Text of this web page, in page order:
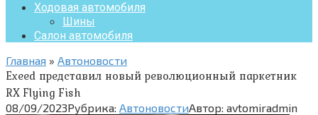
Ходовая автомобиля
Шины
Салон автомобиля
Главная » Автоновости
Exeed представил новый революционный паркетник
RX Flying Fish
08/09/2023Рубрика: АвтоновостиАвтор: avtomiradmin